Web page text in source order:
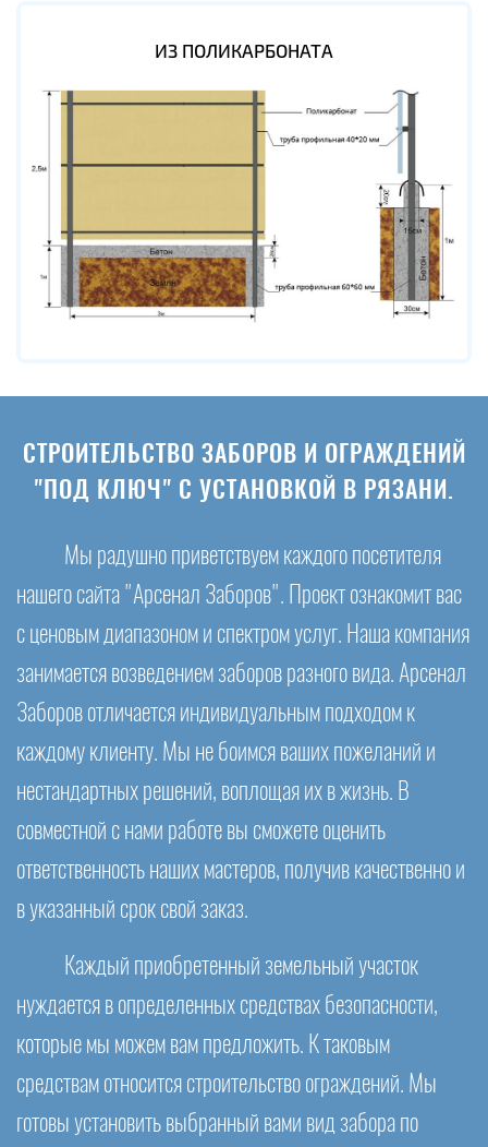
ИЗ ПОЛИКАРБОНАТА
СТРОИТЕЛЬСТВО ЗАБОРОВ И ОГРАЖДЕНИЙ
"ПОД КЛЮЧ" С УСТАНОВКОЙ В РЯЗАНИ.
Мы радушно приветствуем каждого посетителя
нашего сайта "Арсенал Заборов". Проект ознакомит вас
с ценовым диапазоном и спектром услуг. Наша компания
занимается возведением заборов разного вида. Арсенал
Заборов отличается индивидуальным подходом к
каждому клиенту. Мы не боимся ваших пожеланий и
нестандартных решений, воплощая их в жизнь. В
совместной с нами работе вы сможете оценить
ответственность наших мастеров, получив качественно и
в указанный срок свой заказ.
Каждый приобретенный земельный участок
нуждается в определенных средствах безопасности,
которые мы можем вам предложить. К таковым
средствам относится строительство ограждений. Мы
готовы установить выбранный вами вид забора по